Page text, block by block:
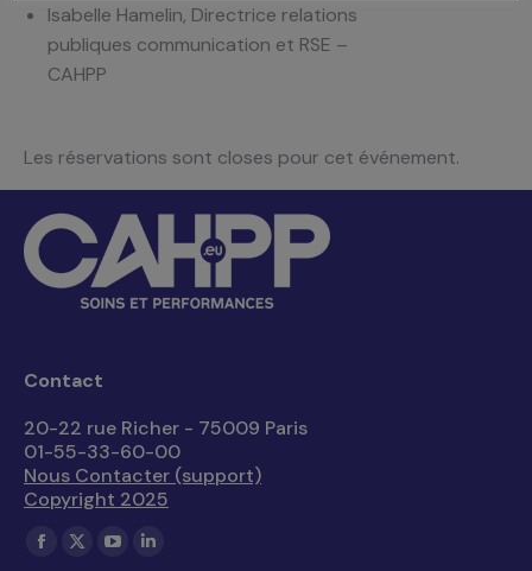
Isabelle Hamelin, Directrice relations
publiques communication et RSE –
CAHPP
Les réservations sont closes pour cet événement.
Contact
20-22 rue Richer - 75009 Paris
01-55-33-60-00
Nous Contacter (support)
Copyright 2025
Trouvez nous sur :
La
La
La
La